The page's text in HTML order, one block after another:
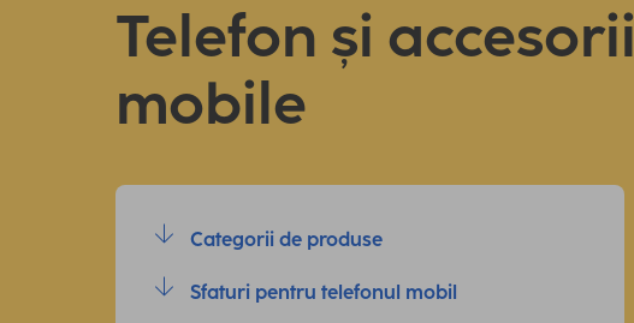
Telefon și accesorii
mobile
Categorii de produse
Sfaturi pentru telefonul mobil